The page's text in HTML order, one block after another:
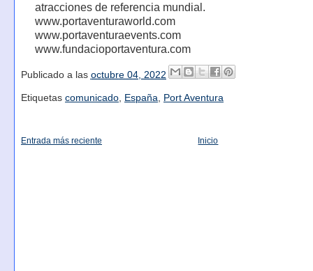
atracciones de referencia mundial.
www.portaventuraworld.com
www.portaventuraevents.com
www.fundacioportaventura.com
Publicado a las octubre 04, 2022
Etiquetas comunicado, España, Port Aventura
Entrada más reciente Inicio